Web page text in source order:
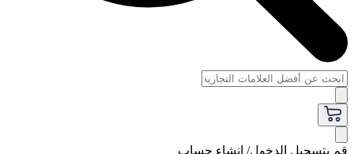
قم بتسجيل الدخول/ إنشاء حساب